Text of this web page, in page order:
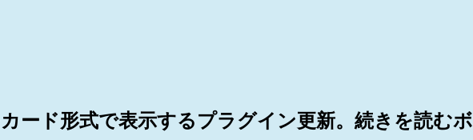
ード形式で表示するプラグイン更新。続きを読むボ